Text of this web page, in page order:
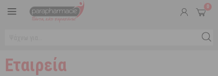
0
Εταιρεία